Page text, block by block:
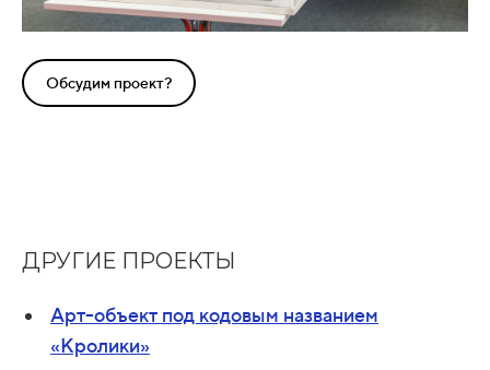
Обсудим проект?
ДРУГИЕ ПРОЕКТЫ
Арт-объект под кодовым названием
«Кролики»